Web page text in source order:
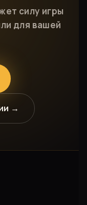
силу игры
для вашей
→